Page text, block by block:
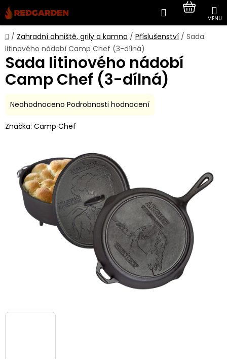
Přejít
na
obsah
Hledat
KOŠÍK
Domů
/ Zahradní ohniště, grily a kamna / Příslušenství / Sada
litinového nádobí Camp Chef (3-dílná)
Sada litinového nádobí
Camp Chef (3-dílná)
Průměrné
produktu
hvězdiček.
Neohodnoceno Podrobnosti hodnocení
Značka: Camp Chef